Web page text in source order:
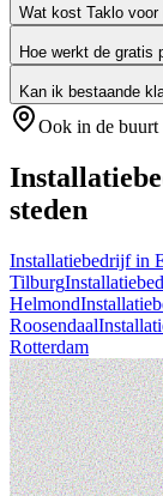
Wat kost Taklo
Hoe werkt de gratis
Kan ik bestaande
Ook in de buurt
steden
Installatiebedrijfin
Tilburg
Helmond
Roosendaal
Rotterdam